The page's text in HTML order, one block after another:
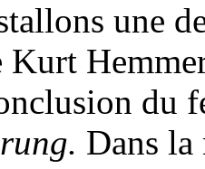
une
Kurt
du
Dans